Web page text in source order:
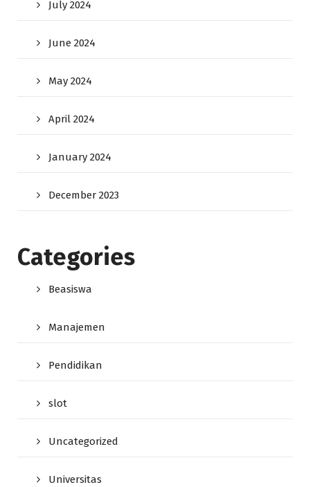
July 2024
June 2024
May 2024
April 2024
January 2024
December 2023
Categories
Beasiswa
Manajemen
Pendidikan
slot
Uncategorized
Universitas